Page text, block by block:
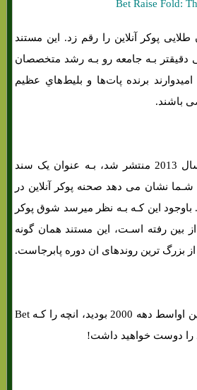
Bet Raise Fold:
2000 دوران طلایی پوکر آنلاین را رقم زد. این مستند
دقیقتر بـه جامعه رو بـه رشد متخصصان
برنده پات‌ها و بلیط‌هاي‌ عظیم
باشند.
Bet Raise Fold کـه درسال 2013 منتشر شد، بـه عنوان یک سند
شـما نشان می دهد صحنه پوکر آنلاین در
این کـه بـه نظر میرسد شوق پوکر
از بین رفته اسـت، این مستند همان‌ گونه
بزرگ ترین روندهای ان دوره پابرجاست.
اگر در کل شور پوکر آنلاین اواسط دهه 2000 بودید، انچه را کـه Bet